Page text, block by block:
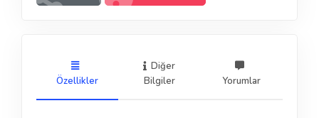
Özellikler
Diğer
Bilgiler
Yorumlar